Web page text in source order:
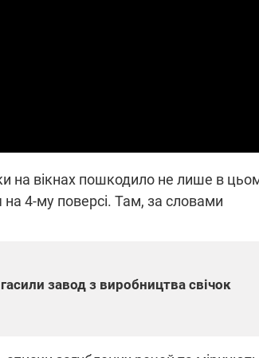
на вікнах пошкодило не лише в
на 4-му поверсі. Там, за словами
завод з виробництва свічок